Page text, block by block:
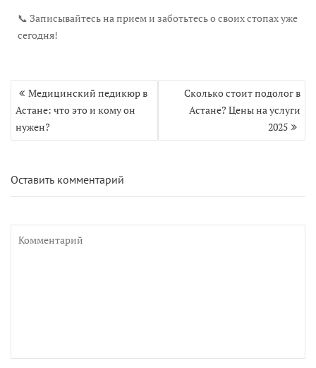
📞 Записывайтесь на прием и заботьтесь о своих стопах уже
сегодня!
Навигация
по
записям
Медицинский педикюр в
Астане: что это и кому он
нужен?
Сколько стоит подолог в
Астане? Цены на услуги
2025
Оставить комментарий